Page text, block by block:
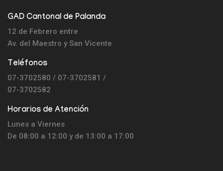
GAD Cantonal de Palanda
12 de Febrero entre
Av. del Maestro ySan Vicente
Teléfonos
07-3702580 / 07-3702581 /
07-3702582
Horarios de Atención
Lunes a Viernes
De 08:00 a 12:00 y de 13:00 a 17:00